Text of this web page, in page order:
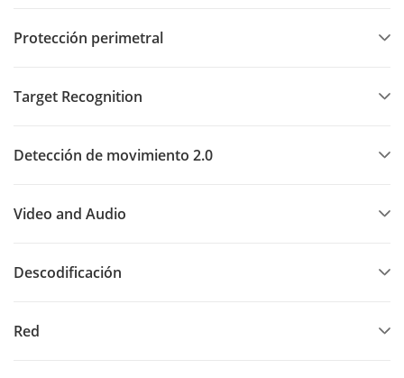
Protección perimetral
Target Recognition
Detección de movimiento 2.0
Video and Audio
Descodificación
Red